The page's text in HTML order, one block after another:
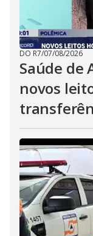
DO R7/07/08/2026
Saúde de
novos